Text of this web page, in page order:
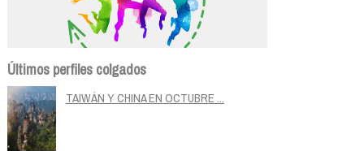
Últimos perfiles colgados
TAIWÁN Y CHINA EN OCTUBRE ...